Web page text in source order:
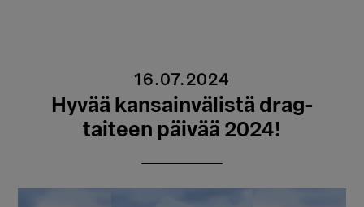
16.07.2024
Hyvää kansainvälistä drag-
taiteen päivää 2024!